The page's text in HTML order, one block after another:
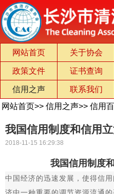
网站首页 关于协会
政策文件 证书查询
信用之声
联系我们
网站首页>> 信用之声>> 信用
我国信用制度和信用
2018-11-15 16:29:38
我国信用制度
中国经济的迅速发展，使得信